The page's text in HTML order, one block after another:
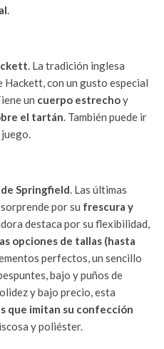
.
. La tradición inglesa
Hackett, con un gusto especial
un cuerpo estrechoy
el tartán. También puede ir
Springfield. Las últimas
por su frescura y
destaca por su flexibilidad,
opciones de tallas (hasta
perfectos, un sencillo
bajo y puños de
y bajo precio, esta
que imitan su confección
y poliéster.